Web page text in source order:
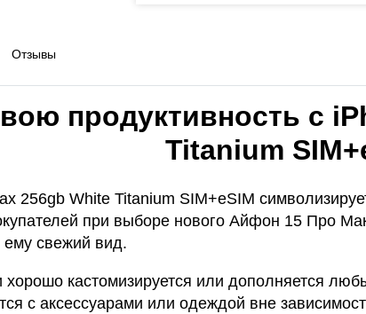
Отзывы
продуктивность с
Titanium
256gb White Titanium SIM+eSIM
при выборе нового Айфон 15 Про
свежий вид.
хорошо кастомизируется или дополняется
с аксессуарами или одеждой вне